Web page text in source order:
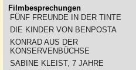
Filmbesprechungen
FÜNF FREUNDE IN DER TINTE
DIE KINDER VON BENPOSTA
KONRAD AUS DER
KONSERVENBÜCHSE
SABINE KLEIST, 7 JAHRE